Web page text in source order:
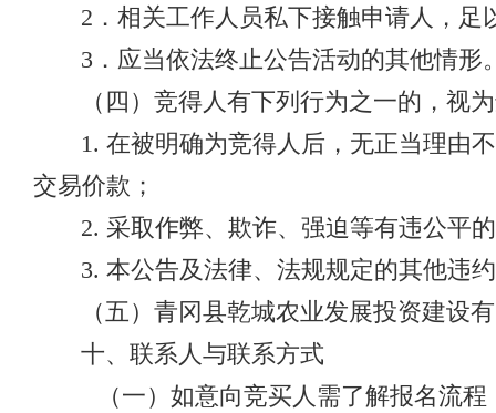
2．相关工作人员私下接触申请人，足
3．应当依法终止公告活动的其他情形
（四）竞得人有下列行为之一的，视
1. 在被明确为竞得人后，无正当理由
交易价款；
2. 采取作弊、欺诈、强迫等有违公平
3. 本公告及法律、法规规定的其他违
（五）青冈县乾城农业发展投资建设
十、联系人与联系方式
（一）如意向竞买人需了解报名流